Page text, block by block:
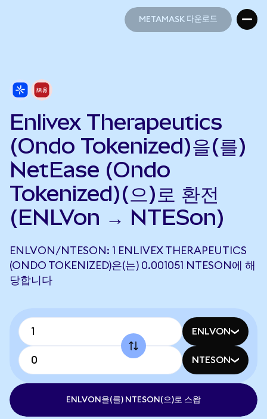
METAMASK 다운로드
Enlivex Therapeutics
(Ondo Tokenized)을(를)
NetEase (Ondo
Tokenized)(으)로 환전
(ENLVon → NTESon)
ENLVON/NTESON: 1 ENLIVEX THERAPEUTICS
(ONDO TOKENIZED)은(는) 0.001051 NTESON에 해
당합니다
ENLVON
NTESON
ENLVON을(를) NTESON(으)로 스왑